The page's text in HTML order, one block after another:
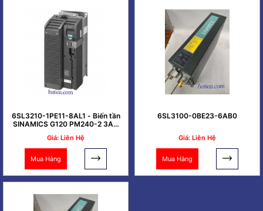
6SL3210-1PE11-8AL1 - Biến tần
SINAMICS G120 PM240-2 3AC
Giá: Liên Hệ
Mua Hàng
6SL3100-0BE23-6AB0
Giá: Liên Hệ
Mua Hàng